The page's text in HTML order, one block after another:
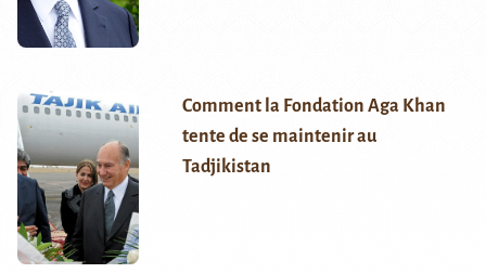
Comment la Fondation Aga Khan
tente de se maintenir au
Tadjikistan